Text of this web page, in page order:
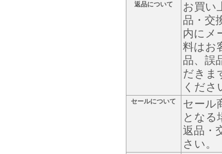
返品について
お買い
品・交
内にメ
料はお
品、誤
だきま
くださ
セールについて
セール
となる
返品・
さい。